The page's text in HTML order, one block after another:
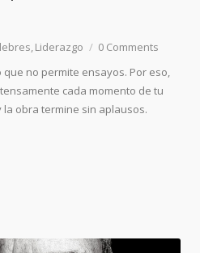
Liderazgo 0 Comments
no permite ensayos. Por eso,
cada momento de tu
obra termine sin aplausos.